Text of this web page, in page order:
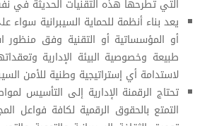
التي تطرحها هذه التقنيات الحديثة في
يعد بناء أنظمة للحماية السيبرانية سواء
أو المؤسساتية أو التقنية وفق منظور
طبيعة وخصوصية البيئة الإدارية
لاستدامة أي إستراتيجية وطنية للأمن
تحتاج الرقمنة الإدارية إلى التأسيس
التمتع بالحقوق الرقمية لكافة فواعل